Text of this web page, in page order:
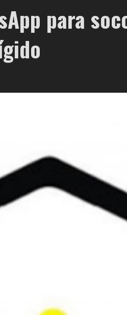
para